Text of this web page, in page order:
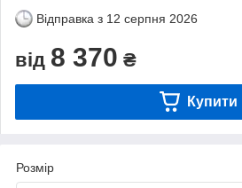
Відправка з 12 серпня 2026
від 8 370 ₴
Купити
Розмір